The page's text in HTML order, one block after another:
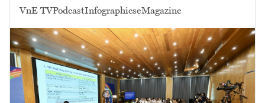
VnE TVPodcastInfographicseMagazine